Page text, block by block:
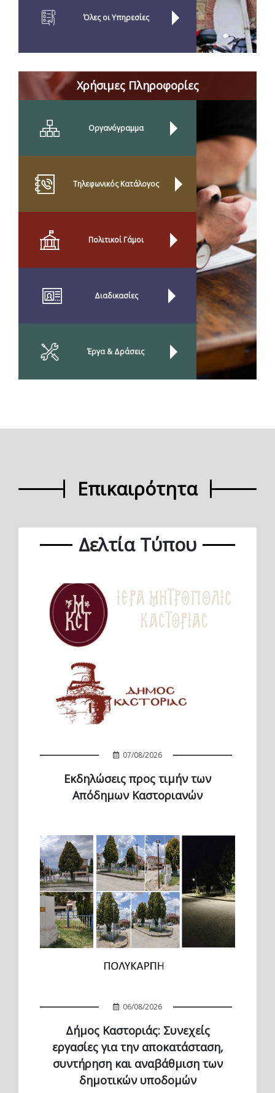
Όλες οι Yπηρεσίες
Χρήσιμες Πληροφορίες
Οργανόγραμμα
Τηλεφωνικός Κατάλογος
Πολιτικοί Γάμοι
Διαδικασίες
Έργα & Δράσεις
Επικαιρότητα
Δελτία Τύπου
07/08/2026
Εκδηλώσεις προς τιμήν των
Απόδημων Καστοριανών
06/08/2026
Δήμος Καστοριάς: Συνεχείς
εργασίες για την αποκατάσταση,
συντήρηση και αναβάθμιση των
δημοτικών υποδομών